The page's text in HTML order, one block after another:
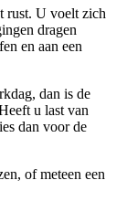
rust. U voelt zich
dragen
en aan een
dan is de
u last van
dan voor de
of meteen een